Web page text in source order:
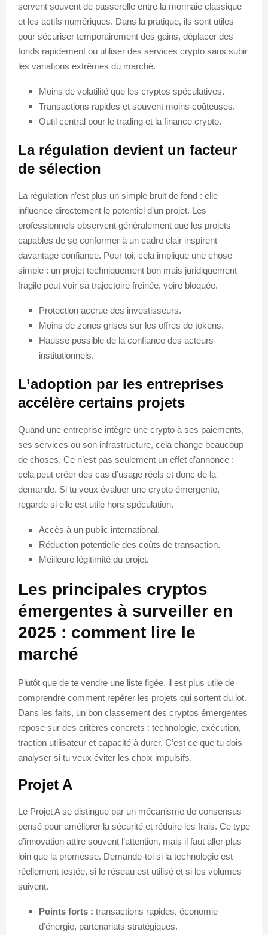
servent souvent de passerelle entre la monnaie classique
et les actifs numériques. Dans la pratique, ils sont utiles
pour sécuriser temporairement des gains, déplacer des
fonds rapidement ou utiliser des services crypto sans subir
les variations extrêmes du marché.
Moins de volatilité que les cryptos spéculatives.
Transactions rapides et souvent moins coûteuses.
Outil central pour le trading et la finance crypto.
La régulation devient un facteur
de sélection
La régulation n’est plus un simple bruit de fond : elle
influence directement le potentiel d’un projet. Les
professionnels observent généralement que les projets
capables de se conformer à un cadre clair inspirent
davantage confiance. Pour toi, cela implique une chose
simple : un projet techniquement bon mais juridiquement
fragile peut voir sa trajectoire freinée, voire bloquée.
Protection accrue des investisseurs.
Moins de zones grises sur les offres de tokens.
Hausse possible de la confiance des acteurs
institutionnels.
L’adoption par les entreprises
accélère certains projets
Quand une entreprise intègre une crypto à ses paiements,
ses services ou son infrastructure, cela change beaucoup
de choses. Ce n’est pas seulement un effet d’annonce :
cela peut créer des cas d’usage réels et donc de la
demande. Si tu veux évaluer une crypto émergente,
regarde si elle est utile hors spéculation.
Accès à un public international.
Réduction potentielle des coûts de transaction.
Meilleure légitimité du projet.
Les principales cryptos
émergentes à surveiller en
2025 : comment lire le
marché
Plutôt que de te vendre une liste figée, il est plus utile de
comprendre comment repérer les projets qui sortent du lot.
Dans les faits, un bon classement des cryptos émergentes
repose sur des critères concrets : technologie, exécution,
traction utilisateur et capacité à durer. C’est ce que tu dois
analyser si tu veux éviter les choix impulsifs.
Projet A
Le Projet A se distingue par un mécanisme de consensus
pensé pour améliorer la sécurité et réduire les frais. Ce type
d’innovation attire souvent l’attention, mais il faut aller plus
loin que la promesse. Demande-toi si la technologie est
réellement testée, si le réseau est utilisé et si les volumes
suivent.
Points forts : transactions rapides, économie
d’énergie, partenariats stratégiques.